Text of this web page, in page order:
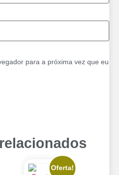
para a próxima vez que eu
Oferta!